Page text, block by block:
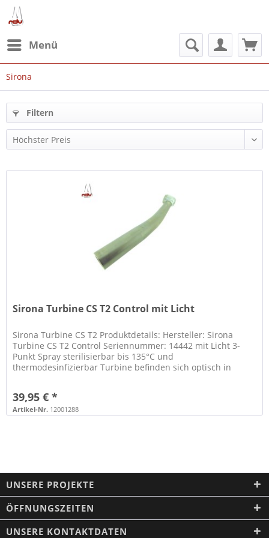
Menü
Sirona
Filtern
Sirona Turbine CS T2 Control mit Licht
Sirona Turbine CS T2 Produktdetails: Hersteller: Sirona
Turbine CS T2 Control Seriennummer: 14442 mit Licht 3-
Punkt Spray sterilisierbar bis 135°C und
thermodesinfizierbar Turbine befinden sich optisch in
39,95 € *
Artikel-Nr. 12001288
UNSERE PROJEKTE
ÖFFNUNGSZEITEN
UNSERE KONTAKTDATEN